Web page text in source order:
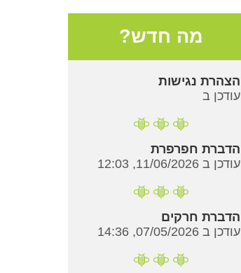
מה חדש?
הצהרת נגישות
עודכן ב
הדברת חפרפרת
עודכן ב 11/06/2026, 12:03
הדברת חרקים
עודכן ב 07/05/2026, 14:36